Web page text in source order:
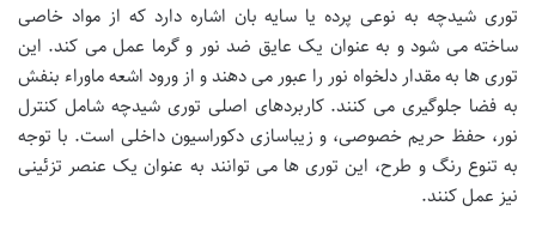
توری شیدچه به نوعی پرده یا سایه بان اشاره دارد که از مواد خاصی
ساخته می شود و به عنوان یک عایق ضد نور و گرما عمل می کند. این
توری ها به مقدار دلخواه نور را عبور می دهند و از ورود اشعه ماوراء بنفش
به فضا جلوگیری می کنند. کاربردهای اصلی توری شیدچه شامل کنترل
نور، حفظ حریم خصوصی، و زیباسازی دکوراسیون داخلی است. با توجه
به تنوع رنگ و طرح، این توری ها می توانند به عنوان یک عنصر تزئینی
نیز عمل کنند.